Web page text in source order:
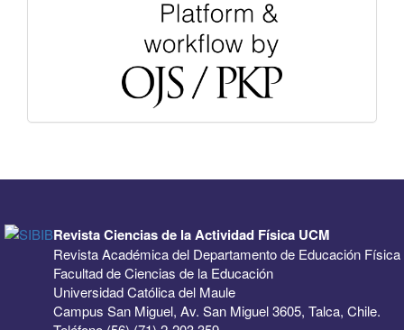
Revista Ciencias de la Actividad Física UCM
Revista Académica del Departamento de Educación Física
Facultad de Ciencias de la Educación
Universidad Católica del Maule
Campus San Miguel, Av. San Miguel 3605, Talca, Chile.